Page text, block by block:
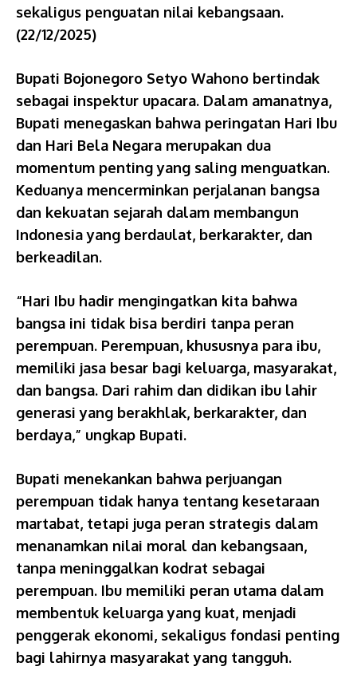
sekaligus penguatan nilai kebangsaan.
(22/12/2025)
Bupati Bojonegoro Setyo Wahono bertindak
sebagai inspektur upacara. Dalam amanatnya,
Bupati menegaskan bahwa peringatan Hari Ibu
dan Hari Bela Negara merupakan dua
momentum penting yang saling menguatkan.
Keduanya mencerminkan perjalanan bangsa
dan kekuatan sejarah dalam membangun
Indonesia yang berdaulat, berkarakter, dan
berkeadilan.
“Hari Ibu hadir mengingatkan kita bahwa
bangsa ini tidak bisa berdiri tanpa peran
perempuan. Perempuan, khususnya para ibu,
memiliki jasa besar bagi keluarga, masyarakat,
dan bangsa. Dari rahim dan didikan ibu lahir
generasi yang berakhlak, berkarakter, dan
berdaya,” ungkap Bupati.
Bupati menekankan bahwa perjuangan
perempuan tidak hanya tentang kesetaraan
martabat, tetapi juga peran strategis dalam
menanamkan nilai moral dan kebangsaan,
tanpa meninggalkan kodrat sebagai
perempuan. Ibu memiliki peran utama dalam
membentuk keluarga yang kuat, menjadi
penggerak ekonomi, sekaligus fondasi penting
bagi lahirnya masyarakat yang tangguh.